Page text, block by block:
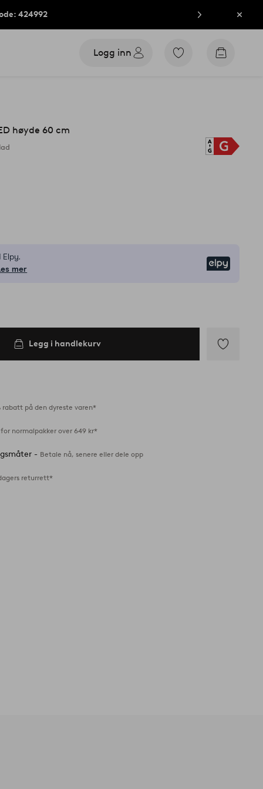
424992 Lukk
Logg inn
Gå
Gå
høyde 60 cm
Elpy.
mer
Legg i handlekurv
rabatt på den dyreste varen*
normalpakker over 649 kr*
- Betale nå, senere eller dele opp
returrett*